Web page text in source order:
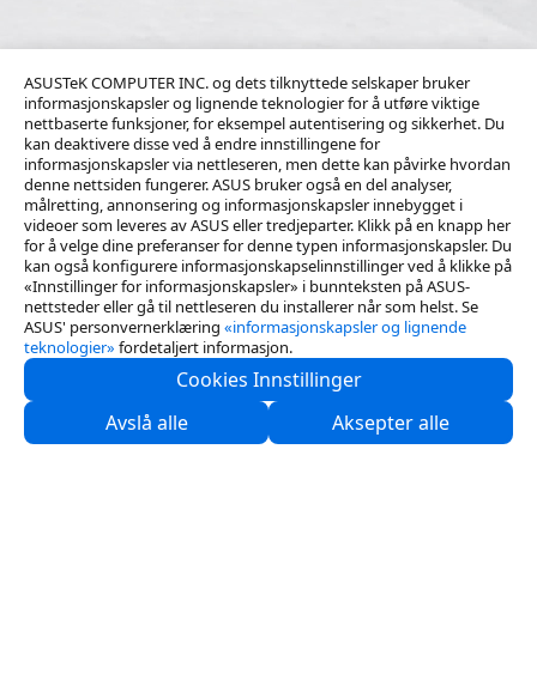
ASUSTeK COMPUTER INC. og dets tilknyttede selskaper bruker
informasjonskapsler og lignende teknologier for å utføre viktige
nettbaserte funksjoner, for eksempel autentisering og sikkerhet. Du
kan deaktivere disse ved å endre innstillingene for
informasjonskapsler via nettleseren, men dette kan påvirke hvordan
denne nettsiden fungerer. ASUS bruker også en del analyser,
målretting, annonsering og informasjonskapsler innebygget i
videoer som leveres av ASUS eller tredjeparter. Klikk på en knapp her
for å velge dine preferanser for denne typen informasjonskapsler. Du
kan også konfigurere informasjonskapselinnstillinger ved å klikke på
«Innstillinger for informasjonskapsler» i bunnteksten på ASUS-
nettsteder eller gå til nettleseren du installerer når som helst. Se
ASUS' personvernerklæring «informasjonskapsler og lignende
teknologier» fordetaljert informasjon.
Cookies Innstillinger
Avslå alle
Aksepter alle
Kontakt oss